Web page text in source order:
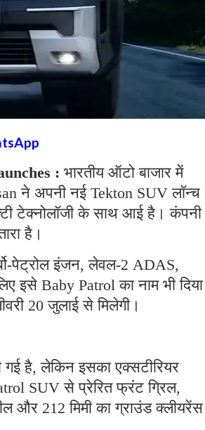
: भारतीय ऑटो बाजार में
ने अपनी नई Tekton SUV लॉन्च
टेक्नोलॉजी के साथ आई है। कंपनी
है।
पेट्रोल इंजन, लेवल-2 ADAS,
इसे Baby Patrol का नाम भी दिया
20 जुलाई से मिलेगी।
है, लेकिन इसका एक्सटीरियर
SUV से प्रेरित फ्रंट ग्रिल,
212 मिमी का ग्राउंड क्लीयरेंस